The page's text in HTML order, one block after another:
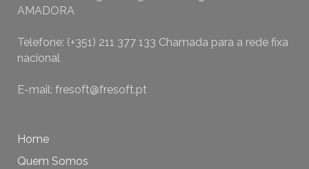
AMADORA
Telefone: (+351) 211 377 133 Chamada para a rede fixa
nacional
E-mail: fresoft@fresoft.pt
Home
Quem Somos